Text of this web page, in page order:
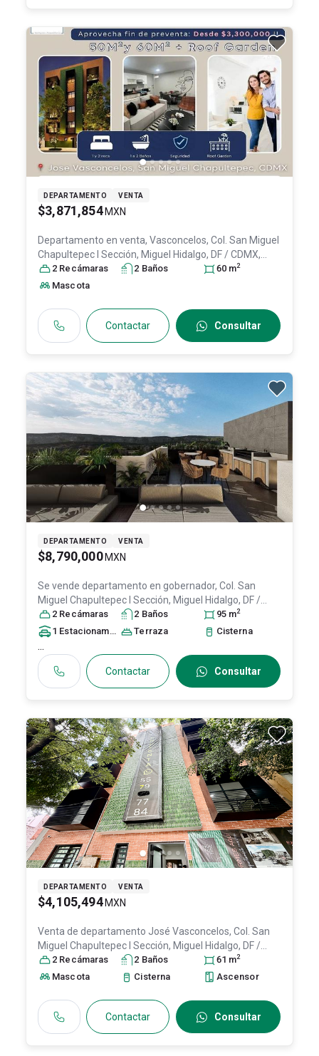
DEPARTAMENTO VENTA
$3,871,854 MXN
Departamento en venta, Vasconcelos, Col. San Miguel
Chapultepec I Sección, Miguel Hidalgo, DF / CDMX,
México, C.P. 11850 , ID:31560569
2 Recámaras 2 Baños 60 m2
Mascota
Contactar Consultar
DEPARTAMENTO VENTA
$8,790,000 MXN
Se vende departamento en gobernador, Col. San
Miguel Chapultepec I Sección, Miguel Hidalgo, DF /
CDMX, México, C.P. 11850, ID: 30257336
2 Recámaras 2 Baños 95 m2
1 Estacionamiento Terraza Cisterna
...
Contactar Consultar
DEPARTAMENTO VENTA
$4,105,494 MXN
Venta de departamento José Vasconcelos, Col. San
Miguel Chapultepec I Sección, Miguel Hidalgo, DF /
CDMX, México, C.P. 11850, ID: 31590174
2 Recámaras 2 Baños 61 m2
Mascota Cisterna Ascensor
Contactar Consultar